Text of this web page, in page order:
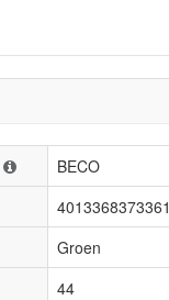
BECO
4013368373361
Groen
44